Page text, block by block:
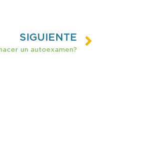
SIGUIENTE
un autoexamen?